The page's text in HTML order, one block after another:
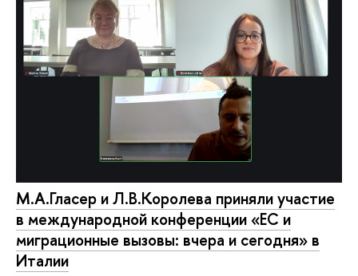
М.А.Гласер и Л.В.Королева приняли участие
в международной конференции «ЕС и
миграционные вызовы: вчера и сегодня» в
Италии